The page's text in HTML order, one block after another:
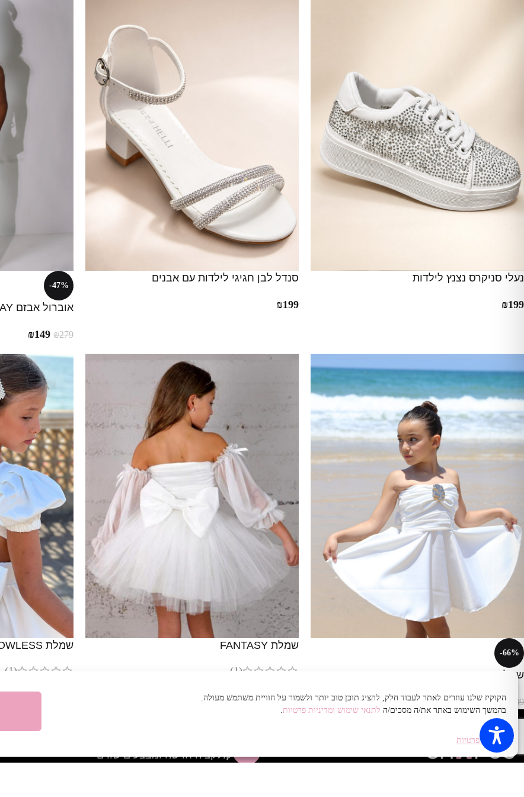
הקוקיז שלנו עוזרים לאתר לעבוד חלק, להציג תוכן טוב יותר ולשמור על חוויית משתמש מעולה.
בהמשך השימוש באתר את/ה מסכים/ה לתנאי שימוש ומדיניות פרטיות.
מדיניות פרטיות
נעלי סניקרס נצנץ לילדות
₪199
סנדל לבן חגיגי לילדות עם אבנים
₪199
-47%
אוברול אבזם RAY
₪279
₪149
-66%
שמלת La Mare
₪ 289
₪99
שמלת FANTASY
(1)
שמלת FLOWLESS שמנת
(1)
קולקציה חדשה ומבצעים שווים